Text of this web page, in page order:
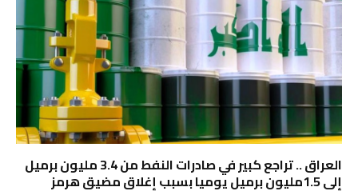
العراق .. تراجع كبير في صادرات النفط من 3.4 مليون برميل
إلى 1.5مليون برميل يوميا بسبب إغلاق مضيق هرمز